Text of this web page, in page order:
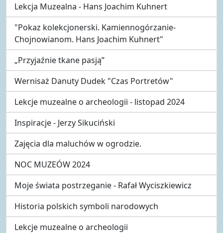
Lekcja Muzealna - Hans Joachim Kuhnert
"Pokaz kolekcjonerski. Kamiennogórzanie-
Chojnowianom. Hans Joachim Kuhnert"
„Przyjaźnie tkane pasją”
Wernisaż Danuty Dudek "Czas Portretów"
Lekcje muzealne o archeologii - listopad 2024
Inspiracje - Jerzy Sikuciński
Zajęcia dla maluchów w ogrodzie.
NOC MUZEÓW 2024
Moje świata postrzeganie - Rafał Wyciszkiewicz
Historia polskich symboli narodowych
Lekcje muzealne o archeologii